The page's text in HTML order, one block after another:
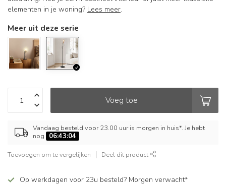
elementen in je woning? Lees meer.
Meer uit deze serie
Voeg toe
Vandaag besteld voor 23.00 uur is morgen in huis*. Je hebt
nog
06:43:04
Toevoegen om te vergelijken Deel dit product
Op werkdagen voor 23u besteld? Morgen verwacht*